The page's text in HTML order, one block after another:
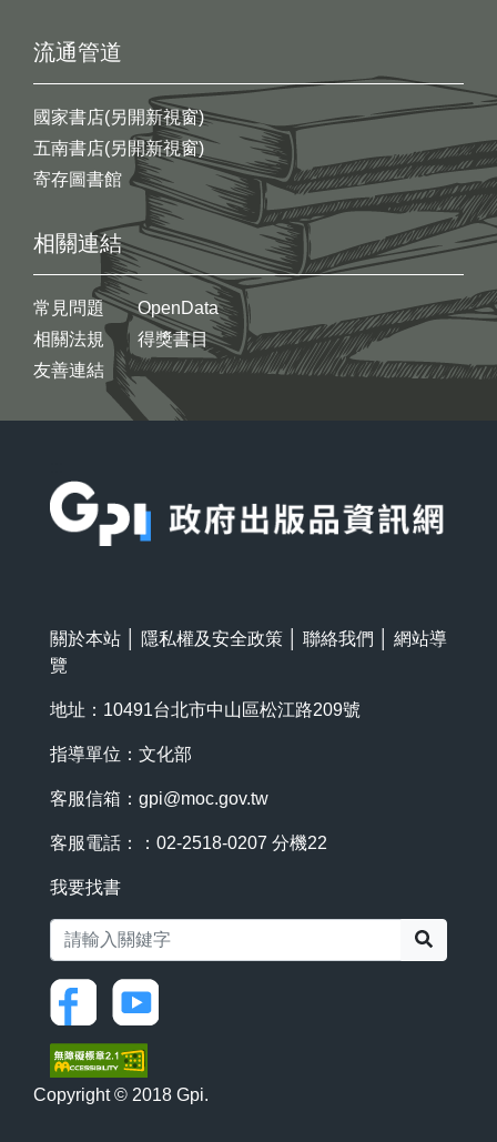
流通管道
國家書店(另開新視窗)
五南書店(另開新視窗)
寄存圖書館
相關連結
常見問題
相關法規
友善連結
OpenData
得獎書目
關於本站 隱私權及安全政策 聯絡我們
網站導
覽
地址：10491台北市中山區松江路209號
指導單位：文化部
客服信箱： gpi@moc.gov.tw
客服電話：：02-2518-0207 分機22
我要找書
Copyright © 2018 Gpi.